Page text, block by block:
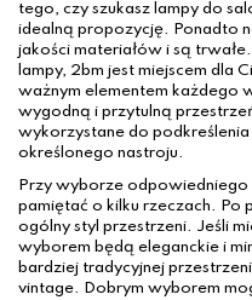
tego, czy szukasz lampy do
idealną propozycję. Ponadto
jakości materiałów i są
lampy, 2bm jest miejscem dla
ważnym elementem każdego
wygodną i przytulną
wykorzystane do
określonego nastroju.
Przy wyborze odpowiedniego
pamiętać o kilku rzeczach.
ogólny styl przestrzeni. Jeśli
wyborem będą eleganckie i
bardziej tradycyjnej
vintage. Dobrym wyborem